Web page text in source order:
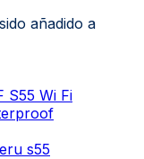
añadido a